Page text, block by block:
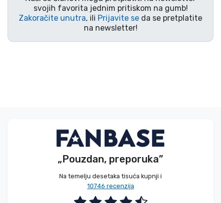
svojih favorita jednim pritiskom na gumb!
Zakoračite unutra, ili Prijavite se da se pretplatite
na newsletter!
„Pouzdan, preporuka”
Na temelju desetaka tisuća kupnji i
10746 recenzija
Anime proizvodi
Gamer proizvodi